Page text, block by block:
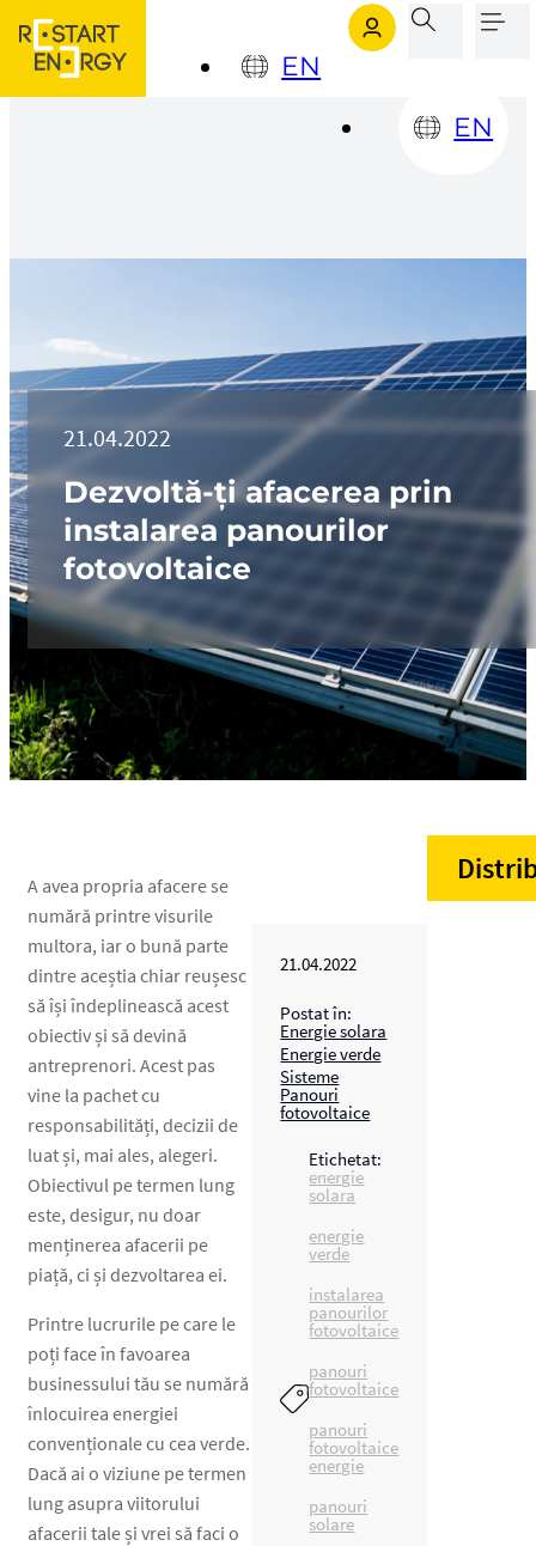
Sari la conținutul principal
EN
EN
21.04.2022
Dezvoltă-ți afacerea prin
instalarea panourilor
fotovoltaice
A avea propria afacere se
numără printre visurile
multora, iar o bună parte
dintre aceștia chiar reușesc
să își îndeplinească acest
obiectiv și să devină
antreprenori. Acest pas
vine la pachet cu
responsabilități, decizii de
luat și, mai ales, alegeri.
Obiectivul pe termen lung
este, desigur, nu doar
menținerea afacerii pe
piață, ci și dezvoltarea ei.
Printre lucrurile pe care le
poți face în favoarea
businessului tău se numără
înlocuirea energiei
convenționale cu cea verde.
Dacă ai o viziune pe termen
lung asupra viitorului
afacerii tale și vrei să faci o
21.04.2022
Postat în:
Energie solara
Energie verde
Sisteme
Panouri
fotovoltaice
Etichetat:
energie
solara
energie
verde
instalarea
panourilor
fotovoltaice
panouri
fotovoltaice
panouri
fotovoltaice
energie
panouri
solare